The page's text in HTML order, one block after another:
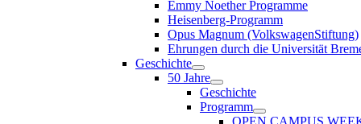
Emmy Noether Programme
Heisenberg-Programm
Opus Magnum (VolkswagenStiftung)
Ehrungen durch die Universität
Geschichte
50 Jahre
Geschichte
Programm
OPEN CAMPUS